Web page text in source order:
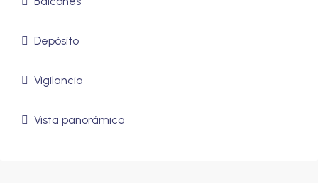
Depósito
Vigilancia
Vista panorámica